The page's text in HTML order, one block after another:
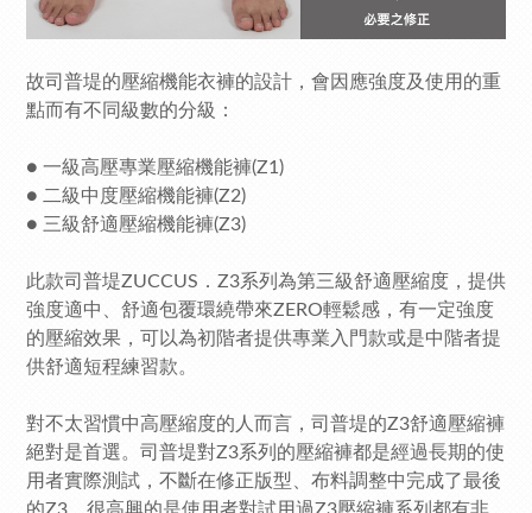
故司普堤的壓縮機能衣褲的設計，會因應強度及使用的重
點而有不同級數的分級：
● 一級高壓專業壓縮機能褲(Z1)
● 二級中度壓縮機能褲(Z2)
● 三級舒適壓縮機能褲(Z3)
此款司普堤ZUCCUS．Z3系列為第三級舒適壓縮度，提供
強度適中、舒適包覆環繞帶來ZERO輕鬆感，有一定強度
的壓縮效果，可以為初階者提供專業入門款或是中階者提
供舒適短程練習款。
對不太習慣中高壓縮度的人而言，司普堤的Z3舒適壓縮褲
絕對是首選。司普堤對Z3系列的壓縮褲都是經過長期的使
用者實際測試，不斷在修正版型、布料調整中完成了最後